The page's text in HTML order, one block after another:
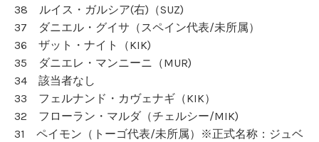
38 ルイス・ガルシア(右)（SUZ)
37 ダニエル・グイサ（スペイン代表/未所属）
36 ザット・ナイト（KIK)
35 ダニエレ・マンニーニ（MUR)
34 該当者なし
33 フェルナンド・カヴェナギ（KIK）
32 フローラン・マルダ（チェルシー/MIK)
31 ペイモン（トーゴ代表/未所属）※正式名称：ジュベ